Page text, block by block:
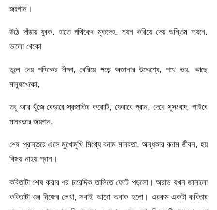
জয়গান।
উঠে দাঁড়ায় যুবক, হাতে পথিকের মৃতদেহ, শয়ন করিয়ে দেয় অন্তিম শয়নে,
ভালো থেকো
তুলে নেয় পথিকের দীক্ষা, বেরিয়ে পড়ে অজানার উদ্দেশ্যে, পথে ভয়, আছে
মানুষখেকো,
তবু আর খুঁজে বেড়াবে স্বজাতির করোটি, ফেরাবে প্রান, দেবে সুসংবাদ, গাইবে
মানবতার জয়গান,
শেষ প্রান্তরে এসে মুখোমুখি মিথ্যে বনাম মানবতা, অন্ধকার বনাম জীবন, হয়
বিজয় নাহয় প্রান।
কবিতাটা শেষ করার পর চারেদিক তালিতে ফেটে পড়লো। অরাভ যখন জানালো
কবিতাটা ওর নিজের লেখা, সবাই আরো অবাক হলো। এরকম একটা কবিতার